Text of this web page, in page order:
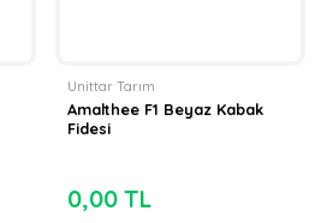
Unittar Tarım
Amalthee F1 Beyaz Kabak
Fidesi
0,00 TL